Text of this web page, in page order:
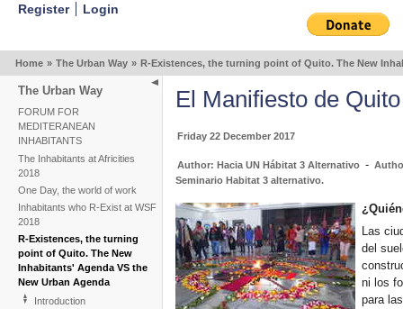
Register Login
Home » The Urban Way » R-Existences, the turning point of Quito. The New
The Urban Way
FORUM FOR
MEDITERANEAN
INHABITANTS
The Inhabitants at Africities
2018
One Day, the world of work
Inhabitants who R-Exist at WSF
2018
R-Existences, the turning
point of Quito. The New
Inhabitants' Agenda VS the
New Urban Agenda
Introduction
El Manifiesto de Quito
Friday 22 December 2017
Author: Hacia UN Hábitat 3 Alternativo -
Seminario Habitat 3 alternativo.
Las
del
ni los
para